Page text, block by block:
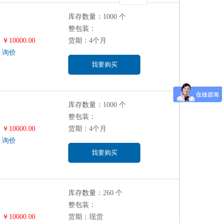
￥10000.00
询价
库存数量：1000 个
整包装：
货期：4个月
我要购买
￥10000.00
询价
库存数量：1000 个
整包装：
货期：4个月
我要购买
￥10000.00
库存数量：260 个
整包装：
货期：现货